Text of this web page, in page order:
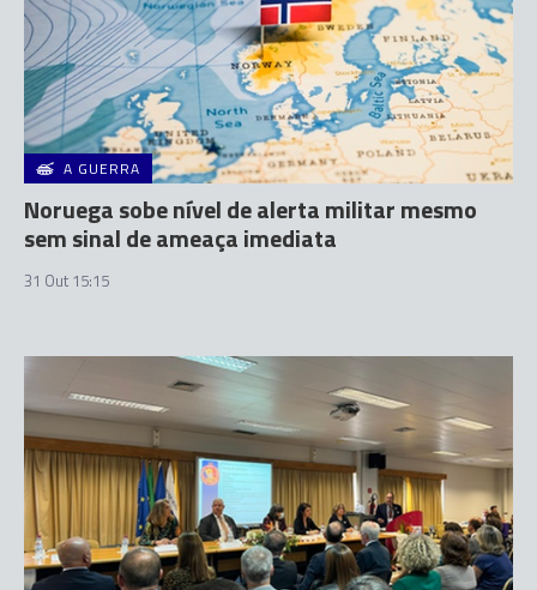
A GUERRA
Noruega sobe nível de alerta militar mesmo
sem sinal de ameaça imediata
31 Out 15:15